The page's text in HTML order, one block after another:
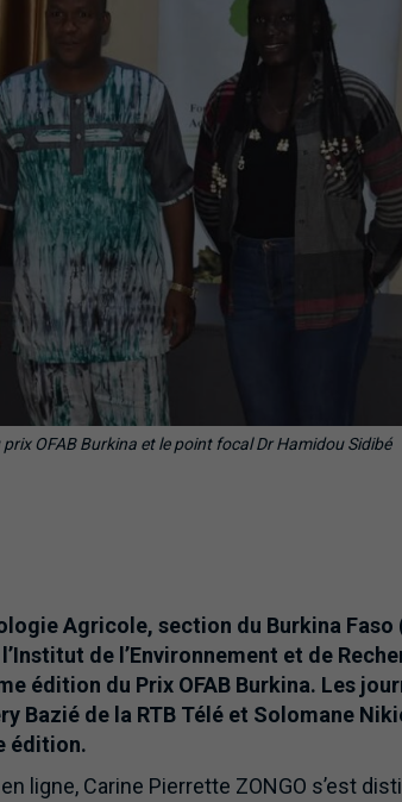
OFAB Burkina et le point focal Dr Hamidou Sidibé
Agricole, section du Burkina Faso
de l’Environnement et de
édition du Prix OFAB Burkina. Les
Bazié de la RTB Télé et Solomane
édition.
ligne, Carine Pierrette ZONGO s’est